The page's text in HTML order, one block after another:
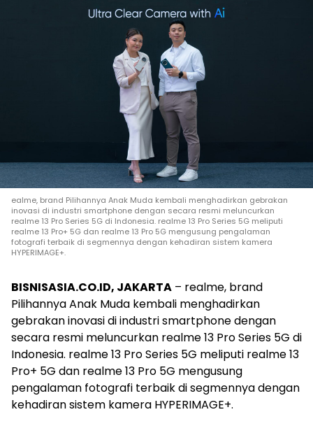
ealme, brand Pilihannya Anak Muda kembali menghadirkan gebrakan
inovasi di industri smartphone dengan secara resmi meluncurkan
realme 13 Pro Series 5G di Indonesia. realme 13 Pro Series 5G meliputi
realme 13 Pro+ 5G dan realme 13 Pro 5G mengusung pengalaman
fotografi terbaik di segmennya dengan kehadiran sistem kamera
HYPERIMAGE+.
BISNISASIA.CO.ID, JAKARTA – realme, brand
Pilihannya Anak Muda kembali menghadirkan
gebrakan inovasi di industri smartphone dengan
secara resmi meluncurkan realme 13 Pro Series 5G di
Indonesia. realme 13 Pro Series 5G meliputi realme 13
Pro+ 5G dan realme 13 Pro 5G mengusung
pengalaman fotografi terbaik di segmennya dengan
kehadiran sistem kamera HYPERIMAGE+.